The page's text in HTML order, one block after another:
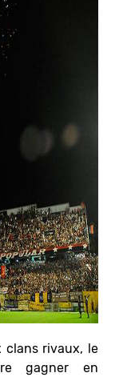
clans rivaux, le
gagner en